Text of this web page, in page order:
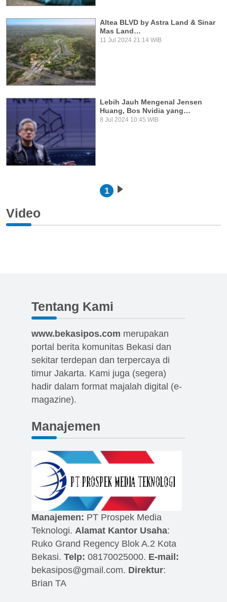
Altea BLVD by Astra Land & Sinar
Mas Land…
11 Jul 2024 21:14 WIB
Lebih Jauh Mengenal Jensen
Huang, Bos Nvidia yang…
8 Jul 2024 10:45 WIB
1 Next page
Video
Tentang Kami
www.bekasipos.com merupakan
portal berita komunitas Bekasi dan
sekitar terdepan dan terpercaya di
timur Jakarta. Kami juga (segera)
hadir dalam format majalah digital (e-
magazine).
Manajemen
Manajemen: PT Prospek Media
Teknologi. Alamat Kantor Usaha:
Ruko Grand Regency Blok A.2 Kota
Bekasi. Telp: 08170025000. E-mail:
bekasipos@gmail.com. Direktur:
Brian TA